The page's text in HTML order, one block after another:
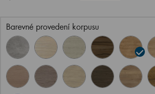
Barevné provedení korpusu